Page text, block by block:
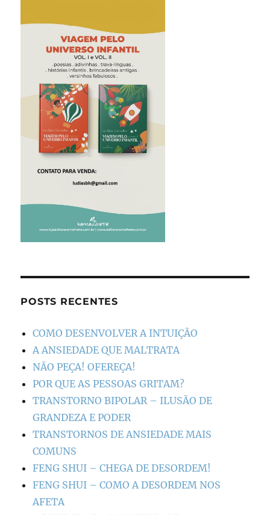
POSTS RECENTES
COMO DESENVOLVER A INTUIÇÃO
A ANSIEDADE QUE MALTRATA
NÃO PEÇA! OFEREÇA!
POR QUE AS PESSOAS GRITAM?
TRANSTORNO BIPOLAR – ILUSÃO DE
GRANDEZA E PODER
TRANSTORNOS DE ANSIEDADE MAIS
COMUNS
FENG SHUI – CHEGA DE DESORDEM!
FENG SHUI – COMO A DESORDEM NOS
AFETA